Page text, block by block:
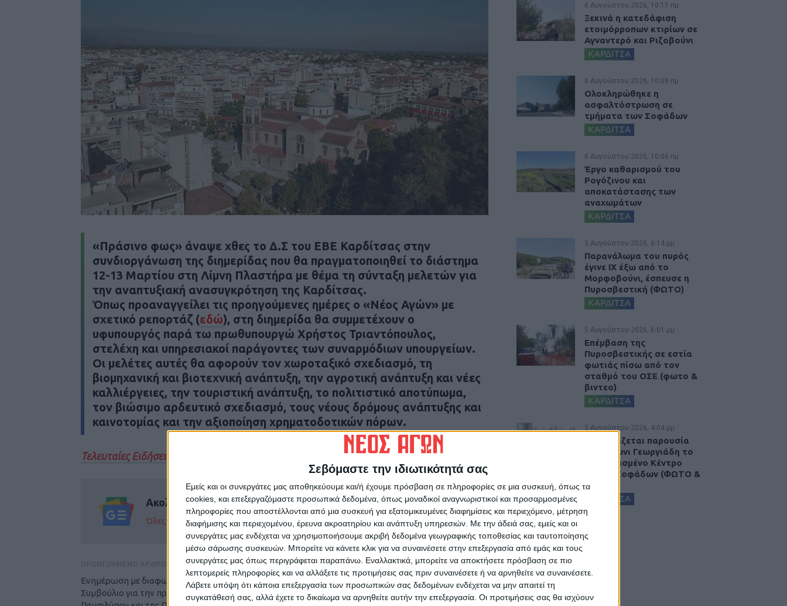
Σεβόμαστε την ιδιωτικότητά σας
Εμείς και οι συνεργάτες μας αποθηκεύουμε και/ή έχουμε πρόσβαση σε πληροφορίες σε μια συσκευή, όπως τα
cookies, και επεξεργαζόμαστε προσωπικά δεδομένα, όπως μοναδικοί αναγνωριστικοί και προσαρμοσμένες
πληροφορίες που αποστέλλονται από μια συσκευή για εξατομικευμένες διαφημίσεις και περιεχόμενο, μέτρηση
διαφήμισης και περιεχομένου, έρευνα ακροατηρίου και ανάπτυξη υπηρεσιών. Με την άδειά σας, εμείς και οι
συνεργάτες μας ενδέχεται να χρησιμοποιήσουμε ακριβή δεδομένα γεωγραφικής τοποθεσίας και ταυτοποίησης
μέσω σάρωσης συσκευών. Μπορείτε να κάνετε κλικ για να συναινέσετε στην επεξεργασία από εμάς και τους
συνεργάτες μας όπως περιγράφεται παραπάνω. Εναλλακτικά, μπορείτε να αποκτήσετε πρόσβαση σε πιο
λεπτομερείς πληροφορίες και να αλλάξετε τις προτιμήσεις σας πριν συναινέσετε ή να αρνηθείτε να συναινέσετε.
Λάβετε υπόψη ότι κάποια επεξεργασία των προσωπικών σας δεδομένων ενδέχεται να μην απαιτεί τη
συγκατάθεσή σας, αλλά έχετε το δικαίωμα να αρνηθείτε αυτήν την επεξεργασία. Οι προτιμήσεις σας θα ισχύουν
«Πράσινο φως» άναψε χθες το Δ.Σ του ΕΒΕ Καρδίτσας στην
συνδιοργάνωση της διημερίδας που θα πραγματοποιηθεί το διάστημα
12-13 Μαρτίου στη Λίμνη Πλαστήρα με θέμα τη σύνταξη μελετών για
την αναπτυξιακή ανασυγκρότηση της Καρδίτσας.
Όπως προαναγγείλει τις προηγούμενες ημέρες ο «Νέος Αγών» με
σχετικό ρεπορτάζ (εδώ), στη διημερίδα θα συμμετέχουν ο
υφυπουργός παρά τω πρωθυπουργώ Χρήστος Τριαντόπουλος,
στελέχη και υπηρεσιακοί παράγοντες των συναρμόδιων υπουργείων.
Οι μελέτες αυτές θα αφορούν τον χωροταξικό σχεδιασμό, τη
βιομηχανική και βιοτεχνική ανάπτυξη, την αγροτική ανάπτυξη και νέες
καλλιέργειες, την τουριστική ανάπτυξη, το πολιτιστικό αποτύπωμα,
τον βιώσιμο αρδευτικό σχεδιασμό, τους νέους δρόμους ανάπτυξης και
καινοτομίας και την αξιοποίηση χρηματοδοτικών πόρων.
Τελευταίες Ειδήσεις Σήμερα
Ακολούθησε την εφημερίδα ΝΕΟΣ ΑΓΩΝ στο Google News!
Όλες οι εξελίξεις στην περιοχή της Καρδίτσας και ευρύτερα της Θεσσαλίας
Ενημέρωση με διαφωνίες στο Δημοτικό
Συμβούλιο για την πρόταση ανάπλασης του
ΕΠΟΜΕΝΟ ΑΡΘΡΟ
Αποζημιώσεις σε Θεσσαλούς κτηνοτρόφους
από τα προγράμματα εξυγίανσης κατά
6 Αυγούστου 2026, 10:11 πμ
Ξεκινά η κατεδάφιση
ετοιμόρροπων κτιρίων σε
Αγναντερό και Ριζοβούνι
ΚΑΡΔΙΤΣΑ
6 Αυγούστου 2026, 10:09 πμ
Ολοκληρώθηκε η
ασφαλτόστρωση σε
τμήματα των Σοφάδων
ΚΑΡΔΙΤΣΑ
6 Αυγούστου 2026, 10:06 πμ
Έργο καθαρισμού του
Ρογόζινου και
αποκατάστασης των
αναχωμάτων
ΚΑΡΔΙΤΣΑ
5 Αυγούστου 2026, 6:14 μμ
Παρανάλωμα του πυρός
έγινε ΙΧ έξω από το
Μορφοβούνι, έσπευσε η
Πυροσβεστική (ΦΩΤΟ)
ΚΑΡΔΙΤΣΑ
5 Αυγούστου 2026, 6:01 μμ
Επέμβαση της
Πυροσβεστικής σε εστία
φωτιάς πίσω από τον
σταθμό του ΟΣΕ (φωτο &
βιντεο)
ΚΑΡΔΙΤΣΑ
5 Αυγούστου 2026, 4:04 μμ
Εγκαινιάζεται παρουσία
του Άδωνι Γεωργιάδη το
ανακαινισμένο Κέντρο
Υγείας Σοφάδων (ΦΩΤΟ &
ΒΙΝΤΕΟ)
ΚΑΡΔΙΤΣΑ